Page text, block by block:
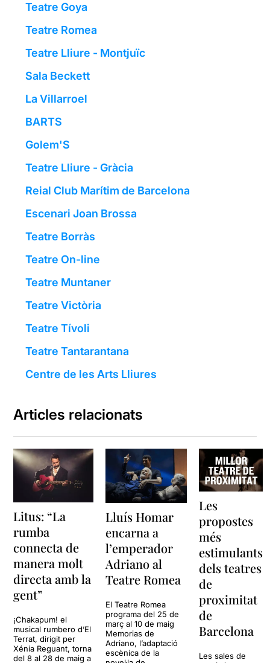
Teatre Goya
Teatre Romea
Teatre Lliure - Montjuïc
Sala Beckett
La Villarroel
BARTS
Golem'S
Teatre Lliure - Gràcia
Reial Club Marítim de Barcelona
Escenari Joan Brossa
Teatre Borràs
Teatre On-line
Teatre Muntaner
Teatre Victòria
Teatre Tívoli
Teatre Tantarantana
Centre de les Arts Lliures
Articles relacionats
Litus: “La
rumba
connecta de
manera molt
directa amb la
gent”
¡Chakapum! el
musical rumbero d’El
Terrat, dirigit per
Xénia Reguant, torna
del 8 al 28 de maig a
Lluís Homar
encarna a
l’emperador
Adriano al
Teatre Romea
El Teatre Romea
programa del 25 de
març al 10 de maig
Memorias de
Adriano, l’adaptació
escènica de la
Les
propostes
més
estimulants
dels teatres
de
proximitat
de
Barcelona
Les sales de